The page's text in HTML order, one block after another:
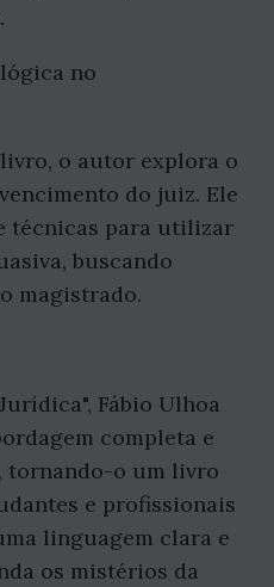
no
o autor explora o
do juiz. Ele
técnicas para utilizar
buscando
magistrado.
Fábio Ulhoa
completa e
tornando-o um livro
e profissionais
linguagem clara e
os mistérios da